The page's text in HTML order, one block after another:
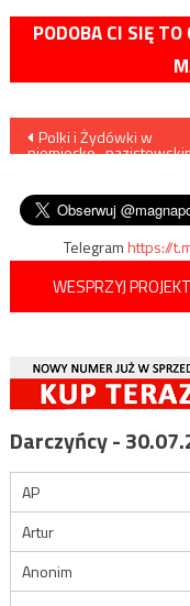
PODOBA CI SIĘ TO
Nawigacja
Polki i Żydówki w
niemiecko-
Telegramhttps://
WESPRZYJ
Darczyńcy -
AP
Artur
Anonim